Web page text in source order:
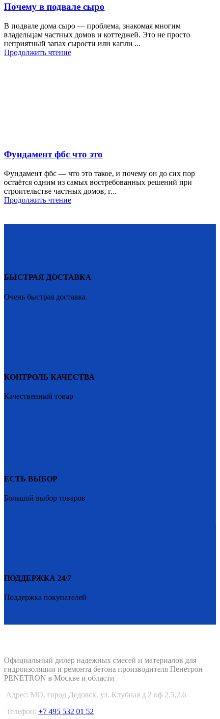
Почему в подвале сыро
В подвале дома сыро — проблема, знакомая многим
владельцам частных домов и коттеджей. Это не просто
неприятный запах сырости или капли ...
Продолжить чтение
Фундамент фбс что это
Фундамент фбс — что это такое, и почему он до сих пор
остаётся одним из самых востребованных решений при
строительстве частных домов, г...
Продолжить чтение
БЫСТРАЯ ДОСТАВКА
Очень быстрая доставка.
КОНТРОЛЬ КАЧЕСТВА
Качественный товар
ЕСТЬ ВЫБОР
Большой выбор товаров
ПОДДЕРЖКА 24/7
Поддержка покупателей
Официальный дилер надежных смесей и материалов для
гидроизоляции и ремонта бетона производителя Пенетрон
PENETRON в Москве и области
Адрес: МО, город Дедовск, ул. Клубная д 2 оф 2.5,2.6
Телефон: +7 495 532 01 52